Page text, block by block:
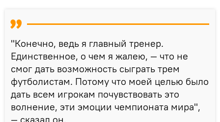
"Конечно, ведь я главный тренер.
Единственное, о чем я жалею, — что не
смог дать возможность сыграть трем
футболистам. Потому что моей целью было
дать всем игрокам почувствовать это
волнение, эти эмоции чемпионата мира",
— сказал он.